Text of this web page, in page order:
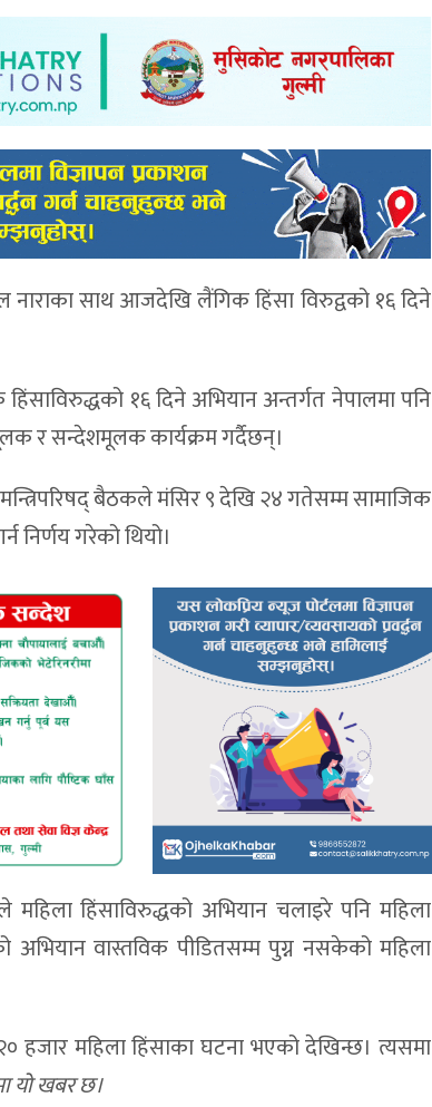
नाराका साथ आजदेखि लैंगिक हिंसा विरुद्वको १६ दिने
१६ दिने अभियान अन्तर्गत नेपालमा पनि
र सन्देशमूलक कार्यक्रम गर्दैछन्।
बैठकले मंसिर ९ देखि २४ गतेसम्म सामाजिक
गरेको थियो।
हिंसाविरुद्धको अभियान चलाइरे पनि महिला
वास्तविक पीडितसम्म पुग्न नसकेको महिला
२० हजार महिला हिंसाका घटना भएको देखिन्छ। त्यसमा
यो खबर छ।